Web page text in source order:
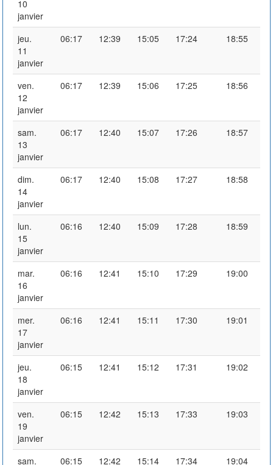
10
janvier
jeu.
11
janvier
06:17 12:39 15:05 17:24 18:55
ven.
12
janvier
06:17 12:39 15:06 17:25 18:56
sam.
13
janvier
06:17 12:40 15:07 17:26 18:57
dim.
14
janvier
06:17 12:40 15:08 17:27 18:58
lun.
15
janvier
06:16 12:40 15:09 17:28 18:59
mar.
16
janvier
06:16 12:41 15:10 17:29 19:00
mer.
17
janvier
06:16 12:41 15:11 17:30 19:01
jeu.
18
janvier
06:15 12:41 15:12 17:31 19:02
ven.
19
janvier
06:15 12:42 15:13 17:33 19:03
sam. 06:15 12:42 15:14 17:34 19:04